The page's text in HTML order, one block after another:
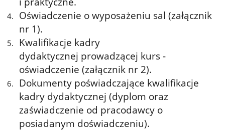
Oświadczenie o wyposażeniu sal (załącznik
nr 1).
Kwalifikacje kadry
dydaktycznej prowadzącej kurs -
oświadczenie (załącznik nr 2).
Dokumenty poświadczające kwalifikacje
kadry dydaktycznej (dyplom oraz
zaświadczenie od pracodawcy o
posiadanym doświadczeniu).